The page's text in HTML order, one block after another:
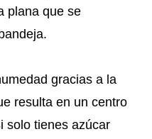
plana que se
gracias a la
resulta en un centro
solo tienes azúcar